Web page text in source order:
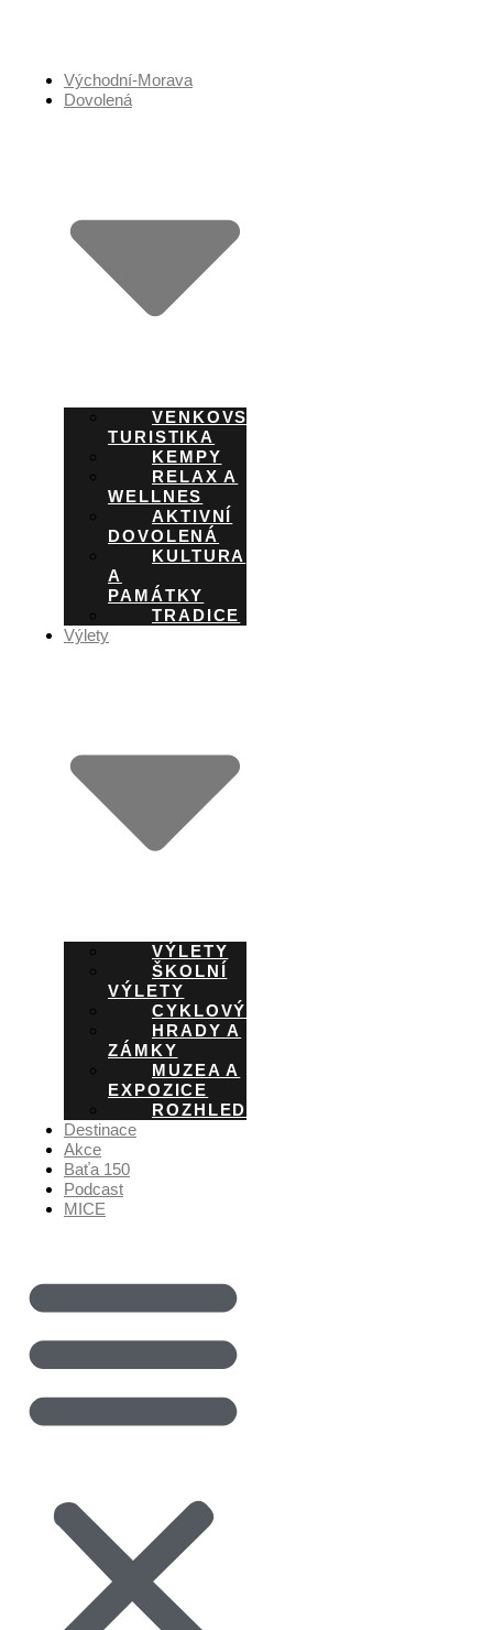
Východní-Morava
Dovolená
VENKOVSKÁ
TURISTIKA
KEMPY
RELAX A
WELLNES
AKTIVNÍ
DOVOLENÁ
KULTURA
A
PAMÁTKY
TRADICE
Výlety
VÝLETY
ŠKOLNÍ
VÝLETY
CYKLOVÝLETY
HRADY A
ZÁMKY
MUZEA A
EXPOZICE
ROZHLEDNY
Destinace
Akce
Baťa 150
Podcast
MICE